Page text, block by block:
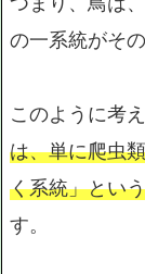
の一系統がそ
このように考え
は、単に爬虫
く系統」とい
す。